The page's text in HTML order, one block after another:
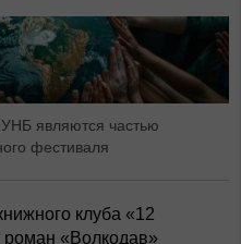
являются частью
фестиваля
клуба «12
роман «Волкодав»